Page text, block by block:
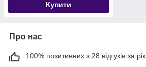
Купити
Про нас
100% позитивних з 28 відгуків за рік